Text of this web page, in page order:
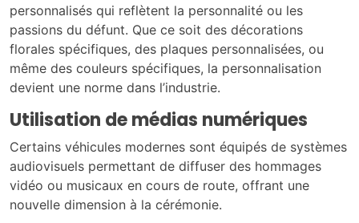
personnalisés qui reflètent la personnalité ou les
passions du défunt. Que ce soit des décorations
florales spécifiques, des plaques personnalisées, ou
même des couleurs spécifiques, la personnalisation
devient une norme dans l’industrie.
Utilisation de médias numériques
Certains véhicules modernes sont équipés de systèmes
audiovisuels permettant de diffuser des hommages
vidéo ou musicaux en cours de route, offrant une
nouvelle dimension à la cérémonie.